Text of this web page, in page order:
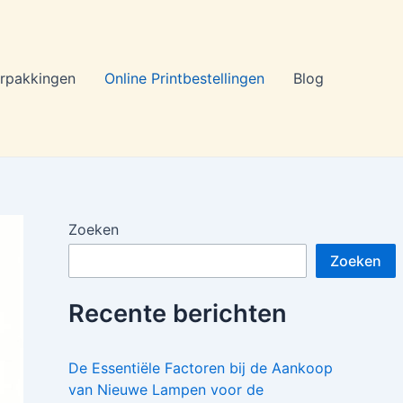
Online Printbestellingen Blog
Zoeken
Zoeken
Recente berichten
De Essentiële Factoren bij de Aankoop
van Nieuwe Lampen voor de